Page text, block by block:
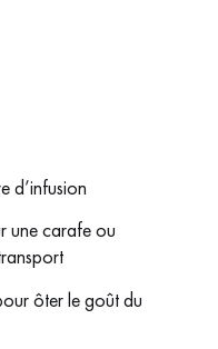
d’infusion
une carafe ou
ôter le goût du